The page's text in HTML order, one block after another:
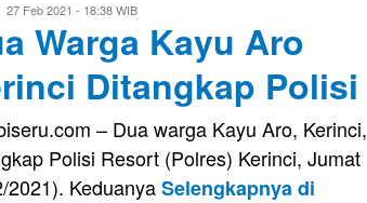
Eri
Saputra
27 Feb 2021 - 18:38 WIB
Warga Kayu Aro
Ditangkap Polisi
– Dua warga Kayu Aro, Kerinci,
Polisi Resort (Polres) Kerinci, Jumat
2021). KeduanyaSelengkapnya di